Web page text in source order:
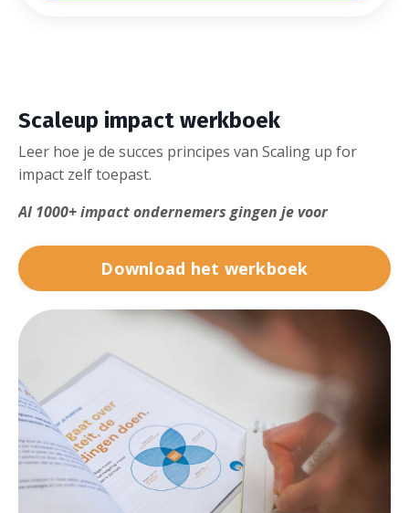
Scaleup impact werkboek
Leer hoe je de succes principes van Scaling up for
impact zelf toepast.
Al 1000+ impact ondernemers gingen je voor
Download het werkboek